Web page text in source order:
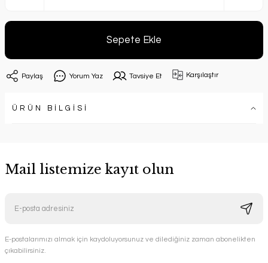
Sepete Ekle
Paylaş Yorum Yaz Tavsiye Et Karşılaştır
ÜRÜN BİLGİSİ
Mail listemize kayıt olun
E-postalarımızı almak için kaydoluyorsunuz ve dilediğiniz zaman abonelikten
çıkabilirsiniz.